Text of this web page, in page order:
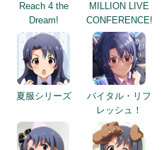
Reach 4 the
Dream!
MILLION LIVE
CONFERENCE!
夏服シリーズ
バイタル・リフ
レッシュ！